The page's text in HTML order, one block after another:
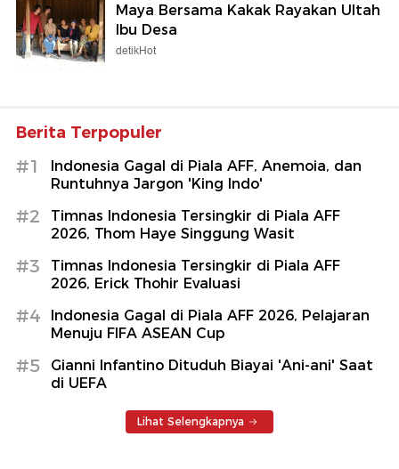
Maya Bersama Kakak Rayakan Ultah
Ibu Desa
detikHot
Berita Terpopuler
#1
Indonesia Gagal di Piala AFF, Anemoia, dan
Runtuhnya Jargon 'King Indo'
#2
Timnas Indonesia Tersingkir di Piala AFF
2026, Thom Haye Singgung Wasit
#3
Timnas Indonesia Tersingkir di Piala AFF
2026, Erick Thohir Evaluasi
#4
Indonesia Gagal di Piala AFF 2026, Pelajaran
Menuju FIFA ASEAN Cup
#5
Gianni Infantino Dituduh Biayai 'Ani-ani' Saat
di UEFA
Lihat Selengkapnya